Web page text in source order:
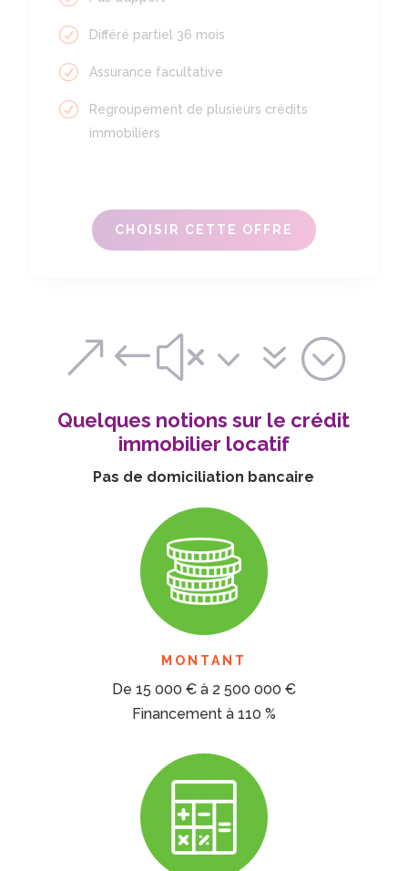
Différé partiel 36 mois
Assurance facultative
Regroupement de plusieurs crédits
immobiliers
CHOISIR CETTE OFFRE
&#x37;
Quelques notions sur le crédit
immobilier locatif
Pas de domiciliation bancaire
MONTANT
De 15 000 € à 2 500 000 €
Financement à 110 %